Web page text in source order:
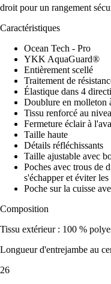
droit pour un rangement
Caractéristiques
Ocean Tech - Pro
YKK AquaGuard®
Entièrement scellé
Traitement de
Élastique dans 4
Doublure en molleton
Tissu renforcé au
Fermeture éclair à
Taille haute
Détails réfléchissants
Taille ajustable avec
Poches avec trous de
s'échapper et éviter
Poche sur la cuisse
Composition
Tissu extérieur : 100 %
Longueur d'entrejambe au
26